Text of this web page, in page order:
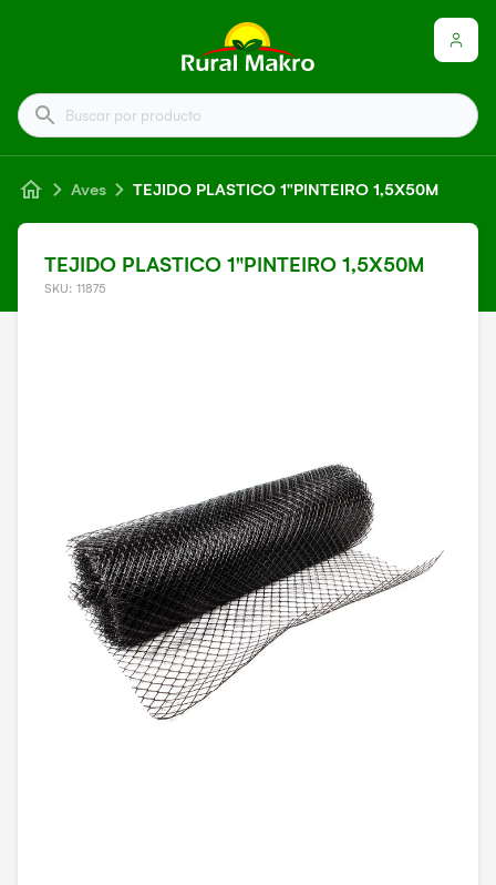
Buscar por producto
Aves TEJIDO PLASTICO 1"PINTEIRO 1,5X50M
TEJIDO PLASTICO 1"PINTEIRO 1,5X50M
SKU: 11875